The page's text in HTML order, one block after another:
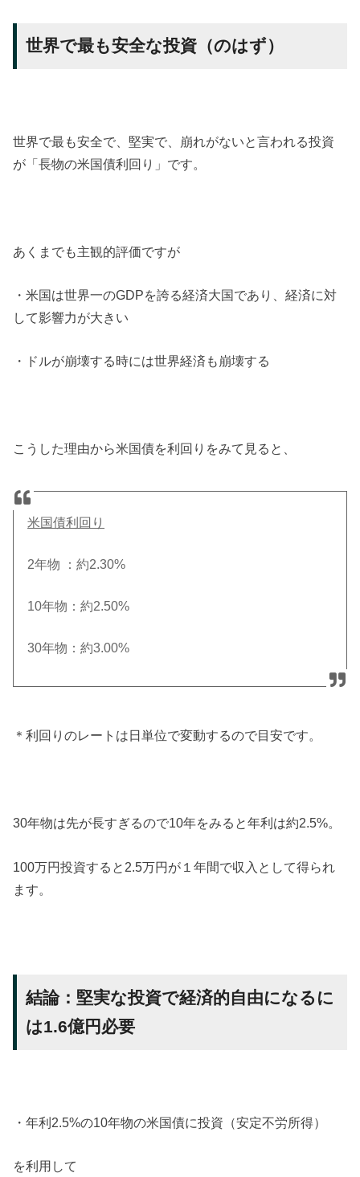
世界で最も安全な投資（のはず）
世界で最も安全で、堅実で、崩れがないと言われる投資
が「長物の米国債利回り」です。
あくまでも主観的評価ですが
・米国は世界一のGDPを誇る経済大国であり、経済に対
して影響力が大きい
・ドルが崩壊する時には世界経済も崩壊する
こうした理由から米国債を利回りをみて見ると、
米国債利回り
2年物 ：約2.30%
10年物：約2.50%
30年物：約3.00%
＊利回りのレートは日単位で変動するので目安です。
30年物は先が長すぎるので10年をみると年利は約2.5%。
100万円投資すると2.5万円が１年間で収入として得られ
ます。
結論：堅実な投資で経済的自由になるに
は1.6億円必要
・年利2.5%の10年物の米国債に投資（安定不労所得）
を利用して